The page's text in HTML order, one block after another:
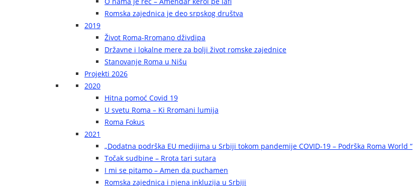
Romska zajednica je deo srpskog društva
2019
Život Roma-Rromano dživdipa
Državne i lokalne mere za bolji život romske zajednice
Stanovanje Roma u Nišu
Projekti 2026
2020
Hitna pomoć Covid 19
U svetu Roma – Ki Rromani lumija
Roma Fokus
2021
„Dodatna podrška EU medijima u Srbiji tokom pandemije COVID-19 – Podrška Roma World “
Točak sudbine – Rrota tari sutara
I mi se pitamo – Amen da puchamen
Romska zajednica i njena inkluzija u Srbiji